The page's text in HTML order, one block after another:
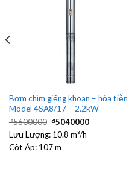
Bơm chìm giếng khoan – hỏa tiễn
Model 4SA8/17 – 2.2kW
₫5600000 Giá
gốc
là:
₫5600000.
₫5040000Giá
hiện
Lưu Lượng: 10.8 m³/h
Cột Áp: 107 m